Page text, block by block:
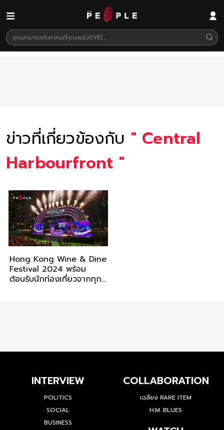
ข่าวที่เกี่ยวข้องกับ " Central
Harbourfront "
Hong Kong Wine & Dine
Festival 2024 พร้อม
ต้อนรับนักท่องเที่ยวจากทุก
INTERVIEW
POLITICS
SOCIAL
BUSINESS
COLLABORATION
เฉลียง RARE ITEM
H.M. BLUES